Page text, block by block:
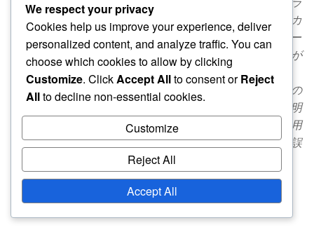
ボレーションを促進し、すべての重要な分野が重複なくカ
バーされることを保証します。 歴史的背景と応用 4-2ロー
テーションは、効果的な運営のために明確な役割の区分が
必要なさまざまな業界にそのルーツがあります。歴史的
に、このモデルは製造業、医療、プロジェクト管理などの
分野で適用されてきました。これらの分野では、効率と明
確さが最も重要です。組織は、このフレームワークを採用
してコミュニケーションを強化し、チームメンバー間の誤
解を減らしています。…
Posts
pagination
… 3
We respect your privacy
Cookies help us improve your experience, deliver
personalized content, and analyze traffic. You can
choose which cookies to allow by clicking
Customize. ClickAccept Allto consent orReject
Allto decline non-essential cookies.
Customize
Reject All
Accept All